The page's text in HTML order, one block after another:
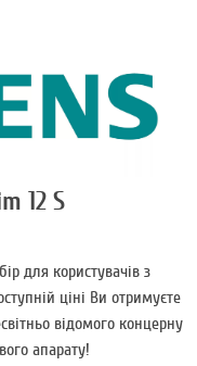
12 S
для користувачів з
ціні Ви отримуєте
відомого концерну
апарату!